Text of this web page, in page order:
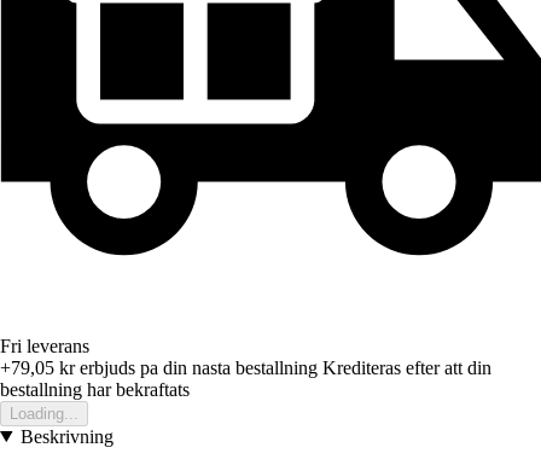
Fri leverans
+79,05 krerbjuds pa din nasta bestallning Krediteras efter att din
bestallning har bekraftats
Loading...
Beskrivning